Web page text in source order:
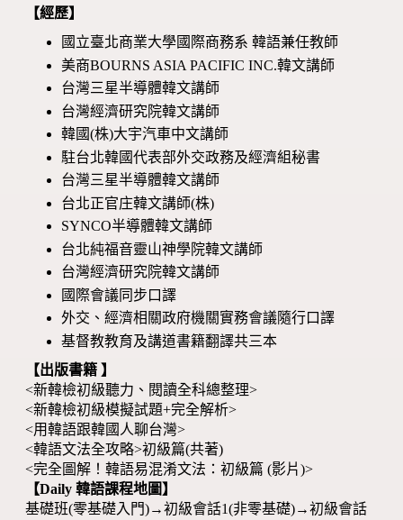
【經歷】
國立臺北商業大學國際商務系 韓語兼任教師
美商BOURNS ASIA PACIFIC INC.韓文講師
台灣三星半導體韓文講師
台灣經濟研究院韓文講師
韓國(株)大宇汽車中文講師
駐台北韓國代表部外交政務及經濟組秘書
台灣三星半導體韓文講師
台北正官庄韓文講師(株)
SYNCO半導體韓文講師
台北純福音靈山神學院韓文講師
台灣經濟研究院韓文講師
國際會議同步口譯
外交、經濟相關政府機關實務會議隨行口譯
基督教教育及講道書籍翻譯共三本
【出版書籍 】
<新韓檢初級聽力、閱讀全科總整理>
<新韓檢初級模擬試題+完全解析>
<用韓語跟韓國人聊台灣>
<韓語文法全攻略>初級篇(共著)
<完全圖解！韓語易混淆文法：初級篇 (影片)>
【Daily 韓語課程地圖】
基礎班(零基礎入門)→初級會話1(非零基礎)→初級會話